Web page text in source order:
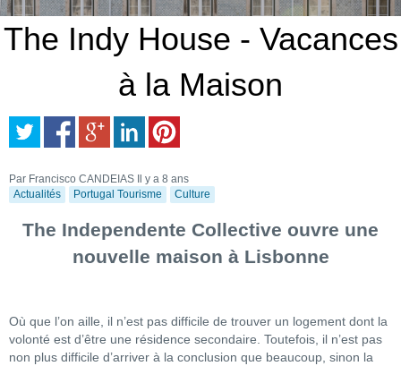
The Indy House - Vacances
à la Maison
Par Francisco CANDEIAS
Il y a 8 ans
Actualités
Portugal Tourisme Culture
The Independente Collective ouvre une
nouvelle maison à Lisbonne
Où que l’on aille, il n’est pas difficile de trouver un logement dont la
volonté est d’être une résidence secondaire. Toutefois, il n’est pas
non plus difficile d’arriver à la conclusion que beaucoup, sinon la